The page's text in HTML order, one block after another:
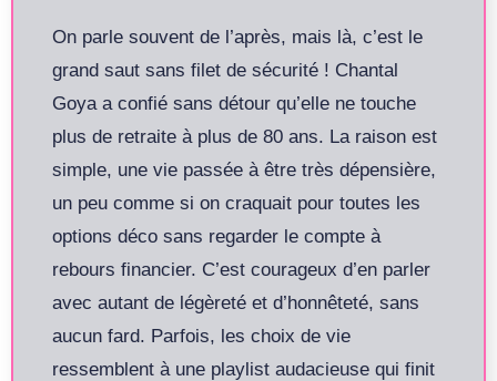
On parle souvent de l’après, mais là, c’est le
grand saut sans filet de sécurité ! Chantal
Goya a confié sans détour qu’elle ne touche
plus de retraite à plus de 80 ans. La raison est
simple, une vie passée à être très dépensière,
un peu comme si on craquait pour toutes les
options déco sans regarder le compte à
rebours financier. C’est courageux d’en parler
avec autant de légèreté et d’honnêteté, sans
aucun fard. Parfois, les choix de vie
ressemblent à une playlist audacieuse qui finit